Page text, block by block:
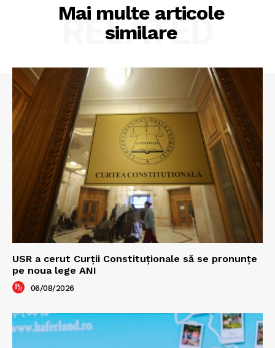
Mai multe articole
similare
RELATED
USR a cerut Curții Constituționale să se pronunțe
pe noua lege ANI
06/08/2026